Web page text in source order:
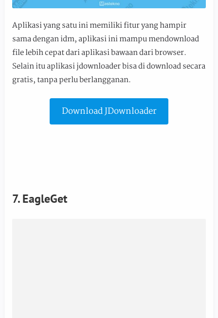
Aplikasi yang satu ini memiliki fitur yang hampir
sama dengan idm, aplikasi ini mampu mendownload
file lebih cepat dari aplikasi bawaan dari browser.
Selain itu aplikasi jdownloader bisa di download secara
gratis, tanpa perlu berlangganan.
Download JDownloader
7. EagleGet